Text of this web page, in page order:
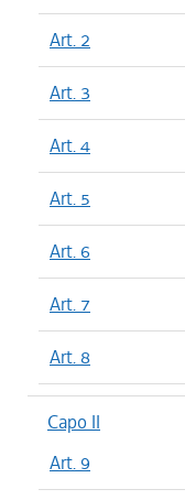
Art. 2
Art. 3
Art. 4
Art. 5
Art. 6
Art. 7
Art. 8
Capo II
Art. 9